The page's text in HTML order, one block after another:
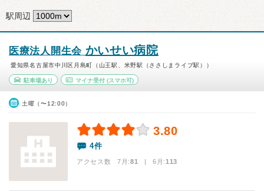
駅周辺
医療法人開生会 かいせい病院
愛知県名古屋市中川区月島町（山王駅、米野駅（ささしまライブ駅））
駐車場あり マイナ受付(スマホ可)
土曜（〜12:00）
3.80
4件
アクセス数 7月:81 | 6月:113